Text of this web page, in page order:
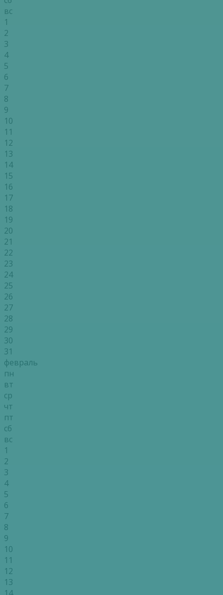
вс
1
2
3
4
5
6
7
8
9
10
11
12
13
14
15
16
17
18
19
20
21
22
23
24
25
26
27
28
29
30
31
февраль
пн
вт
ср
чт
пт
сб
вс
1
2
3
4
5
6
7
8
9
10
11
12
13